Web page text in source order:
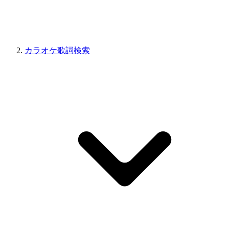
カラオケ歌詞検索